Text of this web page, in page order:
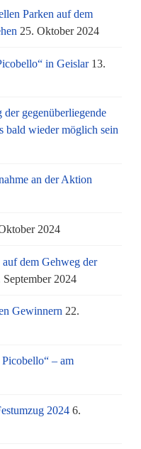
Parken auf dem
25. Oktober 2024
in Geislar 13.
gegenüberliegende
bald wieder möglich sein
an der Aktion
2024
dem Gehweg der
September 2024
Gewinnern 22.
– am
2024 6.